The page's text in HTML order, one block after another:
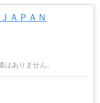
ＡＰＡＮ
ありません。